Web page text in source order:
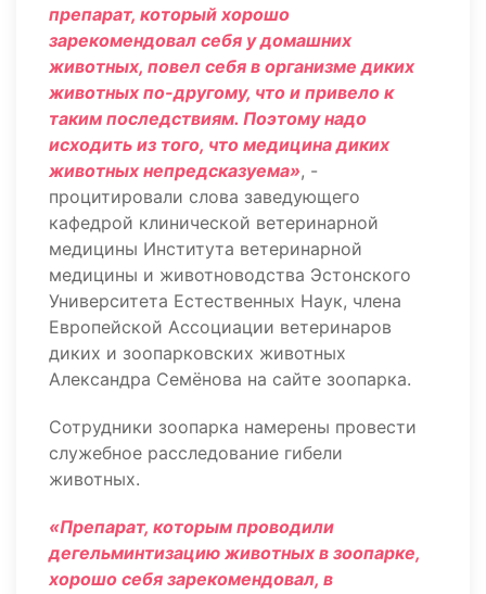
препарат, который хорошо
зарекомендовал себя у домашних
животных, повел себя в организме диких
животных по-другому, что и привело к
таким последствиям. Поэтому надо
исходить из того, что медицина диких
животных непредсказуема», -
процитировали слова заведующего
кафедрой клинической ветеринарной
медицины Института ветеринарной
медицины и животноводства Эстонского
Университета Естественных Наук, члена
Европейской Ассоциации ветеринаров
диких и зоопарковских животных
Александра Семёнова на сайте зоопарка.
Сотрудники зоопарка намерены провести
служебное расследование гибели
животных.
«Препарат, которым проводили
дегельминтизацию животных в зоопарке,
хорошо себя зарекомендовал, в